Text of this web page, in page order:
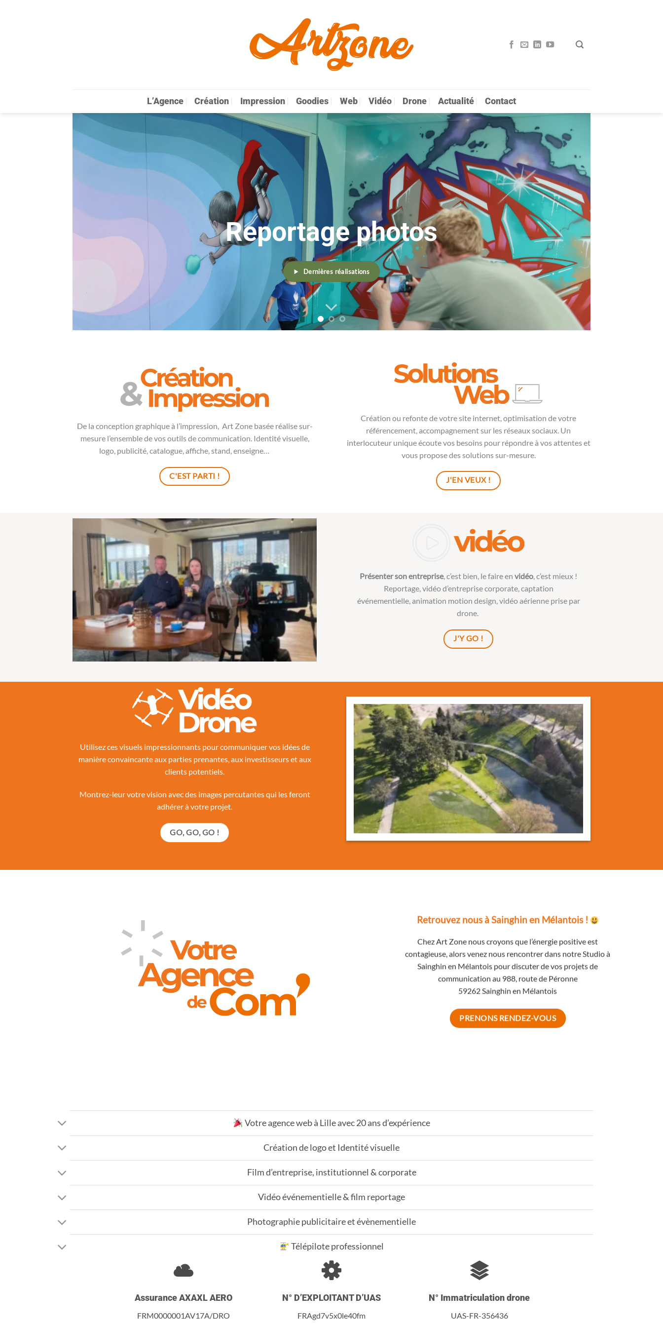
L’Agence Création Impression Goodies Web Vidéo Drone Actualité Contact
Reportage photos
Dernières réalisations
De la conception graphiqueà l’impression, Art Zonebasée réalise sur-
mesure l’ensemble de vos outils de communication. Identité visuelle,
logo, publicité,catalogue,affiche, stand, enseigne…
C'EST PARTI !
Création ou refonte de votresite internet , optimisation de votre
référencement, accompagnement sur les réseaux sociaux. Un
interlocuteur unique écoute vos besoins pour répondre à vos attentes et
vous propose des solutions sur-mesure.
J'EN VEUX !
Présenter son entreprise, c’est bien, le faire en vidéo, c’est mieux !
Reportage,vidéo d’entreprise corporate,captation
événementielle,animation motion design, vidéo aérienne prise par
drone.
J'Y GO !
Utilisez ces visuels impressionnants pour communiquer vos idées de
manière convaincante aux parties prenantes, aux investisseurs et aux
clients potentiels.
Montrez-leur votre vision avec des images percutantes qui les feront
adhérer à votre projet.
GO, GO, GO !
Retrouvez nous à Sainghin en Mélantois !
Chez Art Zone nous croyons que l’énergie positive est
contagieuse, alors venez nous rencontrer dans notre Studio à
Sainghin en Mélantois pour discuter de vos projets de
communication au 988, route de Péronne
59262 Sainghin en Mélantois
PRENONS RENDEZ-VOUS
Votre agence web à Lille avec 20 ans d’expérience
Création de logo et Identité visuelle
Film d’entreprise, institutionnel & corporate
Vidéo événementielle & film reportage
Photographie publicitaire et évènementielle
Télépilote professionnel
Assurance AXAXL AERO
FRM0000001AV17A/DRO
N° D’EXPLOITANT D’UAS
FRAgd7v5x0le40fm
N° Immatriculation drone
UAS-FR-356436